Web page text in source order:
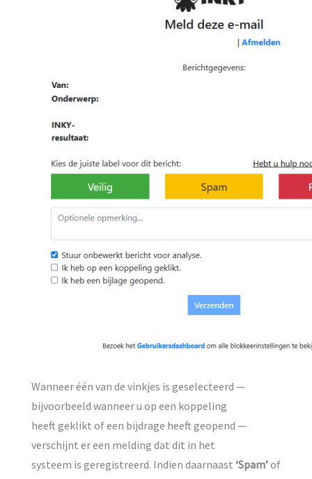
Wanneer één van de vinkjes is geselecteerd —
bijvoorbeeld wanneer u op een koppeling
heeft geklikt of een bijdrage heeft geopend —
verschijnt er een melding dat dit in het
systeem is geregistreerd. Indien daarnaast ‘Spam’of